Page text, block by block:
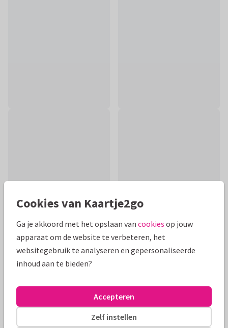
Productinformatie
Stuur deze lieve beterschapsbloemetjes om iemand een
Alle kaarten zijn helemaal naar wens aan te passen
Cookies van Kaartje2go
Ga je akkoord met het opslaan van cookies op jouw
apparaat om de website te verbeteren, het
websitegebruik te analyseren en gepersonaliseerde
inhoud aan te bieden?
Zelf instellen
Accepteren